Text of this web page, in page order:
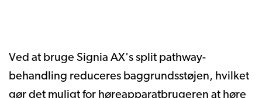
Ved at bruge Signia AX's split pathway-
behandling reduceres baggrundsstøjen, hvilket
gør det muligt for høreapparatbrugeren at høre